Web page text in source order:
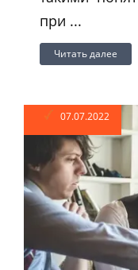
при ...
Читать далее
07.07.2022